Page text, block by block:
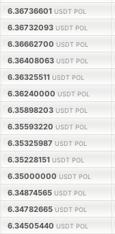
6.36736601 USDT POL
6.36732093 USDT POL
6.36662700 USDT POL
6.36408063 USDT POL
6.36325511 USDT POL
6.36240000 USDT POL
6.35898203 USDT POL
6.35593220 USDT POL
6.35325987 USDT POL
6.35228151 USDT POL
6.35000000 USDT POL
6.34874565 USDT POL
6.34782665 USDT POL
6.34505440 USDT POL